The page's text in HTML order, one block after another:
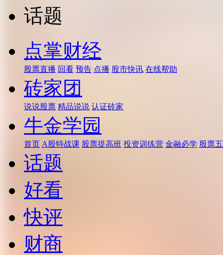
话题
点掌财经
股票直播 回看 预告 点播 股市快讯 在线帮助
砖家团
说说股票 精品说说 认证砖家
牛金学园
首页 A股特战课 股票提高班 投资训练营 金融必学 股票
话题
好看
快评
财商